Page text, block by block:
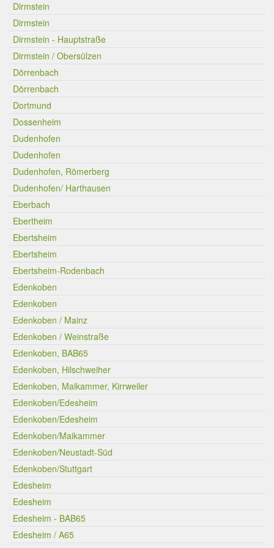
Dirmstein
Dirmstein
Dirmstein - Hauptstraße
Dirmstein / Obersülzen
Dörrenbach
Dörrenbach
Dortmund
Dossenheim
Dudenhofen
Dudenhofen
Dudenhofen, Römerberg
Dudenhofen/ Harthausen
Eberbach
Ebertheim
Ebertsheim
Ebertsheim
Ebertsheim-Rodenbach
Edenkoben
Edenkoben
Edenkoben / Mainz
Edenkoben / Weinstraße
Edenkoben, BAB65
Edenkoben, Hilschweiher
Edenkoben, Maikammer, Kirrweiler
Edenkoben/Edesheim
Edenkoben/Edesheim
Edenkoben/Maikammer
Edenkoben/Neustadt-Süd
Edenkoben/Stuttgart
Edesheim
Edesheim
Edesheim - BAB65
Edesheim / A65